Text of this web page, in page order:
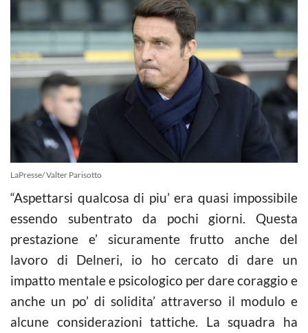
LaPresse/ Valter Parisotto
“Aspettarsi qualcosa di piu’ era quasi impossibile
essendo subentrato da pochi giorni. Questa
prestazione e’ sicuramente frutto anche del
lavoro di Delneri, io ho cercato di dare un
impatto mentale e psicologico per dare coraggio e
anche un po’ di solidita’ attraverso il modulo e
alcune considerazioni tattiche. La squadra ha